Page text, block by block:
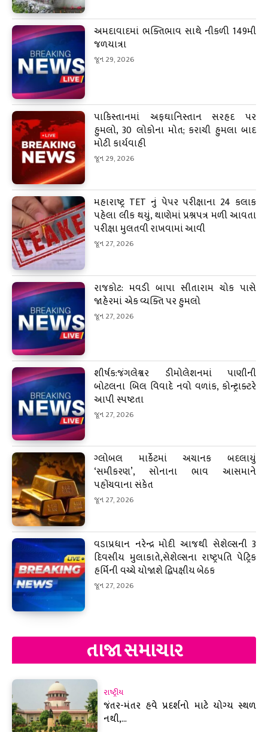
અમદાવાદમાં ભક્તિભાવ સાથે નીકળી 149મી
જળયાત્રા
જૂન 29, 2026
પાકિસ્તાનમાં અફઘાનિસ્તાન સરહદ પર
હુમલો, 30 લોકોના મોત; કરાચી હુમલા બાદ
મોટી કાર્યવાહી
જૂન 29, 2026
મહારાષ્ટ્ર TET નું પેપર પરીક્ષાના 24 કલાક
પહેલા લીક થયું, થાણેમાં પ્રશ્નપત્ર મળી આવતા
પરીક્ષા મુલતવી રાખવામાં આવી
જૂન 27, 2026
રાજકોટ: મવડી બાપા સીતારામ ચોક પાસે
જાહેરમાં એક વ્યક્તિ પર હુમલો
જૂન 27, 2026
શીર્ષક:જંગલેશ્વર ડીમોલેશનમાં પાણીની
બોટલના બિલ વિવાદે નવો વળાંક, કોન્ટ્રાક્ટરે
આપી સ્પષ્ટતા
જૂન 27, 2026
ગ્લોબલ માર્કેટમાં અચાનક બદલાયું
‘સમીકરણ’, સોનાના ભાવ આસમાને
પહોંચવાના સંકેત
જૂન 27, 2026
વડાપ્રધાન નરેન્દ્ર મોદી આજથી સેશેલ્સની 3
દિવસીય મુલાકાતે,સેશેલ્સના રાષ્ટ્રપતિ પેટ્રિક
હર્મિની વચ્ચે યોજાશે દ્વિપક્ષીય બેઠક
જૂન 27, 2026
તાજા સમાચાર
રાષ્ટ્રીય
જંતર-મંતર હવે પ્રદર્શનો માટે યોગ્ય સ્થળ
નથી,...